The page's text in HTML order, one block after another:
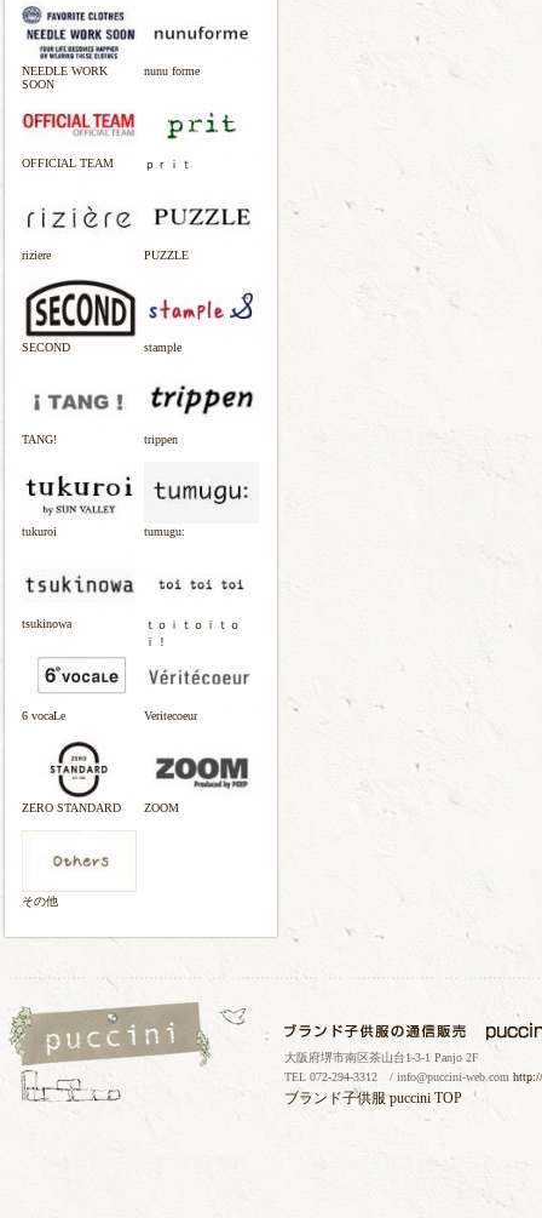
NEEDLE WORK
SOON
nunu forme
OFFICIAL TEAM ｐｒｉｔ
riziere PUZZLE
SECOND stample
TANG! trippen
tukuroi tumugu:
tsukinowa
ｔｏｉｔｏｉｔｏ
ｉ！
6 vocaLe Veritecoeur
ZERO STANDARD ZOOM
その他
大阪府堺市南区茶山台1-3-1 Panjo 2F
TEL 072-294-3312 / info@puccini-web.com
ブランド子供服puccini TOP